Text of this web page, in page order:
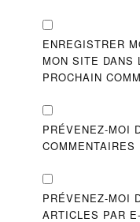
ENREGISTRER
MON SITE DANS
PROCHAIN
PRÉVENEZ-MOI
PRÉVENEZ-MOI
ARTICLES PAR